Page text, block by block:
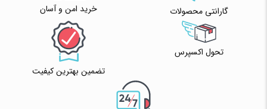
گارانتی محصولات خرید امن و آسان
تحول اکسپرس
تضمین بهترین کیفیت